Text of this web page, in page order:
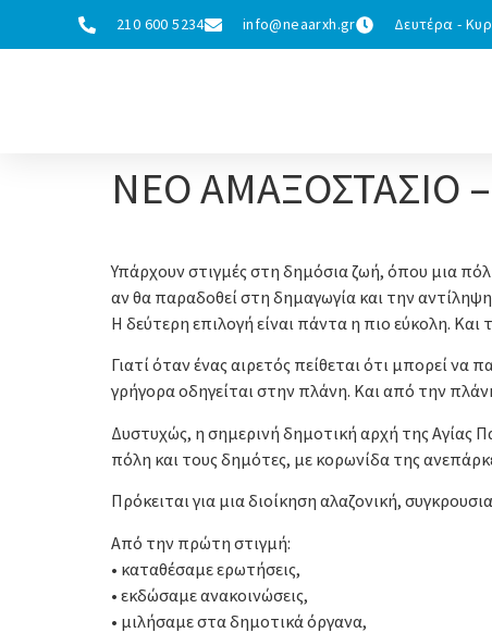
210 600 5234 info@neaarxh.gr Δευτέρα -
ΝΕΟ ΑΜΑΞΟΣΤΑΣΙΟ
Υπάρχουν στιγμές στη δημόσια ζωή, όπου μια
αν θα παραδοθεί στη δημαγωγία και την
Η δεύτερη επιλογή είναι πάντα η πιο εύκολη. Και
Γιατί όταν ένας αιρετός πείθεται ότι μπορεί
γρήγορα οδηγείται στην πλάνη. Και από την
Δυστυχώς, η σημερινή δημοτική αρχή της Αγίας
πόλη και τους δημότες, με κορωνίδα της
Πρόκειται για μια διοίκηση αλαζονική,
Από την πρώτη στιγμή:
• καταθέσαμε ερωτήσεις,
• εκδώσαμε ανακοινώσεις,
• μιλήσαμε στα δημοτικά όργανα,